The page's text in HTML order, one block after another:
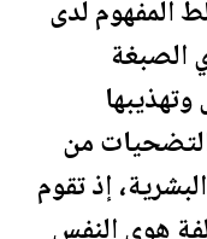
المفهوم لدى
الصبغة
من
إذ تقوم